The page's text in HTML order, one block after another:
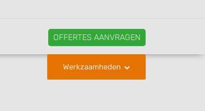
OFFERTES AANVRAGEN
Werkzaamheden